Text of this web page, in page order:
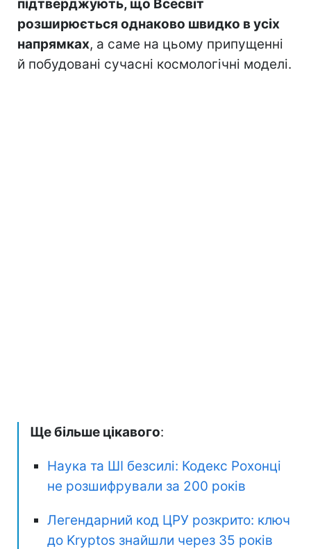
підтверджують, що Всесвіт
розширюється однаково швидко в усіх
напрямках, а саме на цьому припущенні
й побудовані сучасні космологічні моделі.
Ще більше цікавого:
Наука та ШІ безсилі: Кодекс Рохонці
не розшифрували за 200 років
Легендарний код ЦРУ розкрито: ключ
до Kryptos знайшли через 35 років